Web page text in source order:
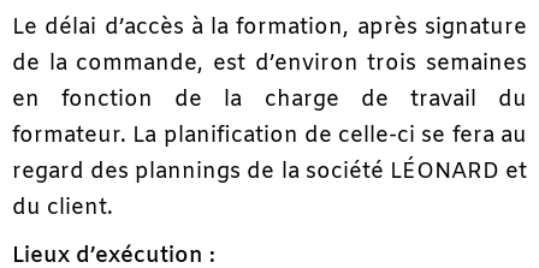
Le délai d’accès à la formation, après signature
de la commande, est d’environ trois semaines
en fonction de la charge de travail du
formateur. La planification de celle-ci se fera au
regard des plannings de la société LÉONARD et
du client.
Lieux d’exécution :